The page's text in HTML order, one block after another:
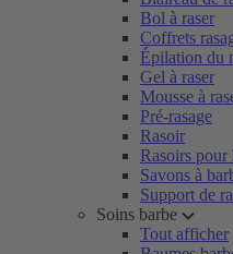
Bol à raser
Coffrets
Épilation du
Gel à raser
Mousse à
Pré-rasage
Rasoir
Rasoirs pour
Savons à
Support de
Soins barbe
Tout afficher